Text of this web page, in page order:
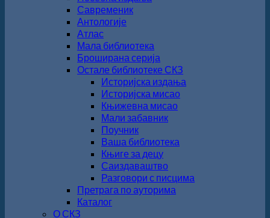
Савременик
Антологије
Атлас
Мала библиотека
Броширана серија
Остале библиотеке СКЗ
Историјска издања
Историјска мисао
Књижевна мисао
Мали забавник
Поучник
Ваша библиотека
Књиге за децу
Саиздаваштво
Разговори с писцима
Претрага по ауторима
Каталог
О СКЗ